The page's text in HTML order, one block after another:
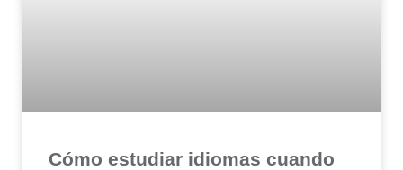
Cómo estudiar idiomas cuando